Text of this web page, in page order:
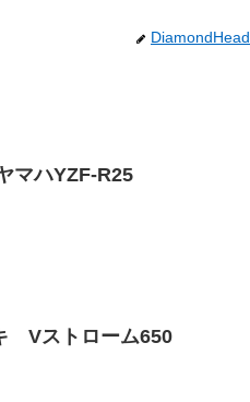
DiamondHead
マハYZF-R25
Vストローム650